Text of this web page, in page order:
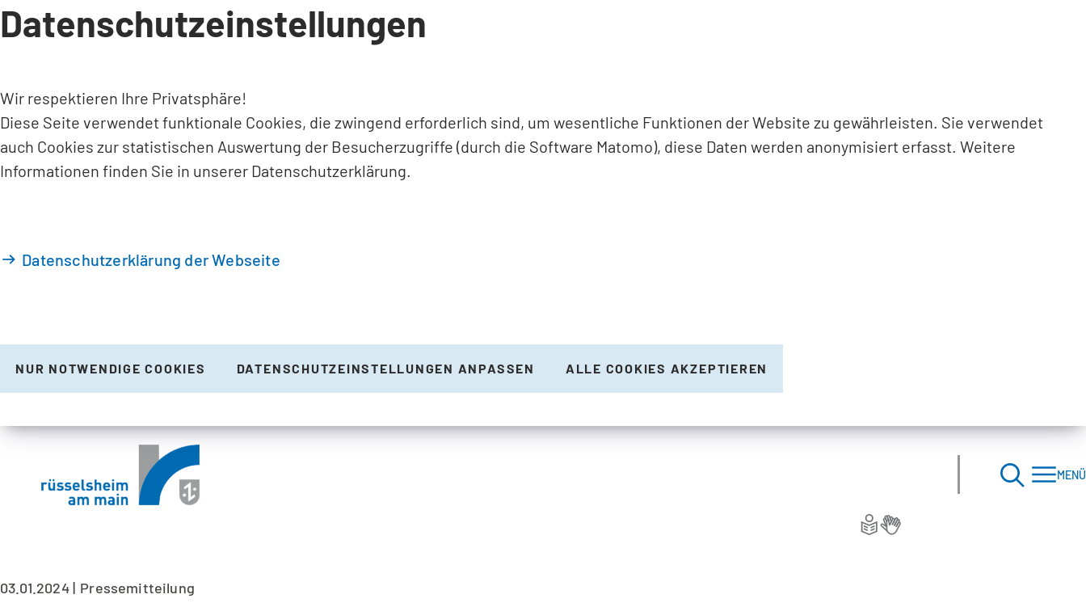
INHALT ANSPRINGEN
Datenschutzeinstellungen
Wir respektieren Ihre Privatsphäre!
Diese Seite verwendet funktionale Cookies, die zwingend erforderlich sind, um wesentliche Funktionen der Website zu gewährleisten. Sie verwendet
auch Cookies zur statistischen Auswertung der Besucherzugriffe (durch die Software Matomo), diese Daten werden anonymisiert erfasst. Weitere
Informationen finden Sie in unserer Datenschutzerklärung.
Datenschutzerklärung der Webseite
NUR NOTWENDIGE COOKIES DATENSCHUTZEINSTELLUNGEN ANPASSEN ALLE COOKIES AKZEPTIEREN
MENÜ
03.01.2024 Pressemitteilung